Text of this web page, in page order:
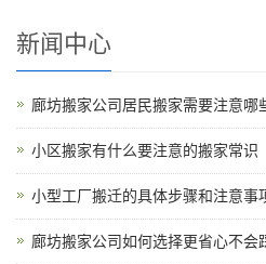
新闻中心
廊坊搬家公司居民搬家需要注意哪
小区搬家有什么要注意的搬家常识
小型工厂搬迁的具体步骤和注意事
廊坊搬家公司如何选择更省心不会